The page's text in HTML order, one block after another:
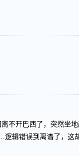
不开巴西了，突然坐
辑错误到离谱了，这